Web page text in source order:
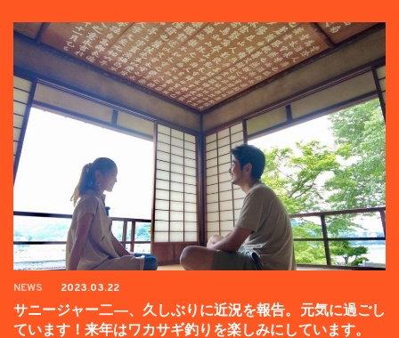
NEWS 2023.03.22
サニージャー二―、久しぶりに近況を報告。元気に過ごし
ています！来年はワカサギ釣りを楽しみにしています。